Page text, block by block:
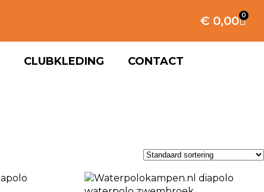
€0,00 0
CLUBKLEDING CONTACT